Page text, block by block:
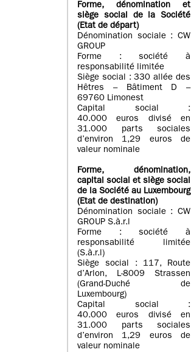
Forme, dénomination et
siège social de la Société
(Etatde départ)
Dénomination sociale : CW
GROUP
Forme : société à
responsabilité limitée
Siège social : 330 allée des
Hêtres – Bâtiment D –
69760 Limonest
Capital social :
40.000 euros divisé en
31.000 parts sociales
d’environ 1,29 euros de
valeur nominale
Forme, dénomination,
capital social et siège social
de la Société au Luxembourg
(Etat de destination)
Dénomination sociale : CW
GROUP S.à.r.l
Forme : société à
responsabilité limitée
(S.à.r.l)
Siège social : 117, Route
d’Arlon, L-8009 Strassen
(Grand-Duché de
Luxembourg)
Capital social :
40.000 euros divisé en
31.000 parts sociales
d’environ 1,29 euros de
valeur nominale